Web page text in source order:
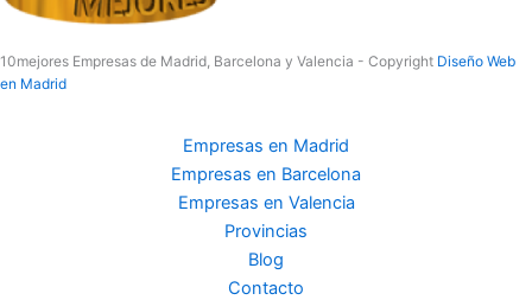
10mejores Empresas de Madrid, Barcelona y Valencia - Copyright Diseño Web
en Madrid
Empresas en Madrid
Empresas en Barcelona
Empresas en Valencia
Provincias
Blog
Contacto